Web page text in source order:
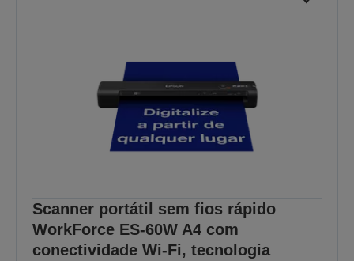
Scanner portátil sem fios rápido
WorkForce ES-60W A4 com
conectividade Wi-Fi, tecnologia